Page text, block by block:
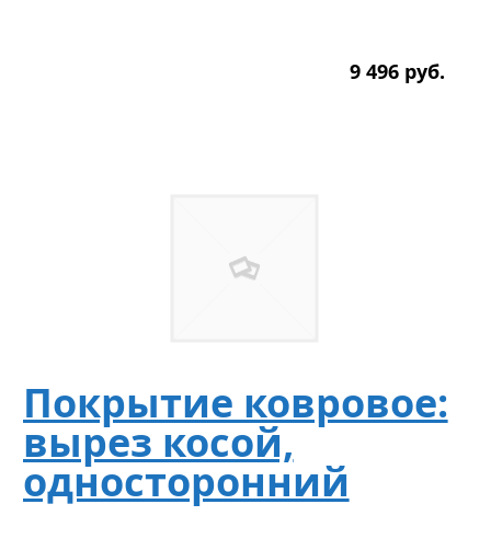
9 496 руб.
Покрытие ковровое:
вырез косой,
односторонний